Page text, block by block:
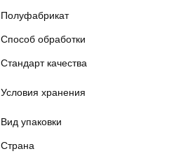
Полуфабрикат
Способ обработки
Стандарт качества
Условия хранения
Вид упаковки
Страна